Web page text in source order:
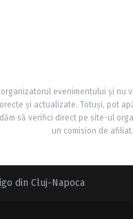
evenimentului și nu
și actualizate. Totuși, pot
să verifici direct pe site-ul
un comision de
din Cluj-Napoca